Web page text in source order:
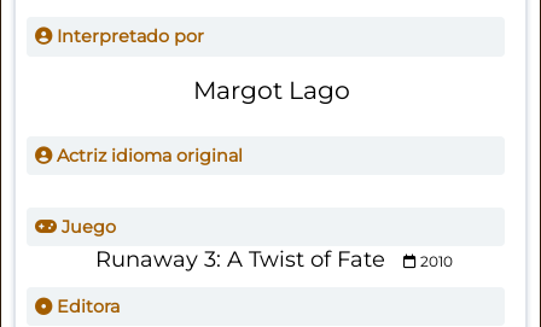
Interpretado por
Margot Lago
Actriz idioma original
Juego
Runaway 3: A Twist of Fate 2010
Editora